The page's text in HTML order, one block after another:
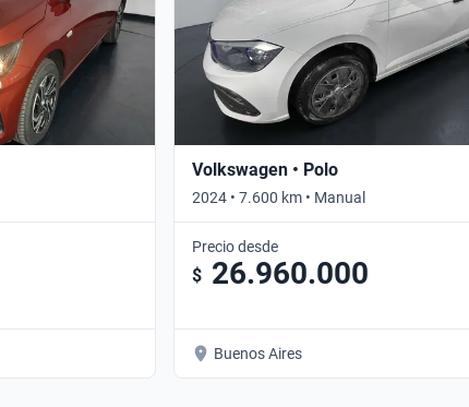
Volkswagen • Polo
2024 • 7.600 km • Manual
Precio desde
$ 26.960.000
Buenos Aires